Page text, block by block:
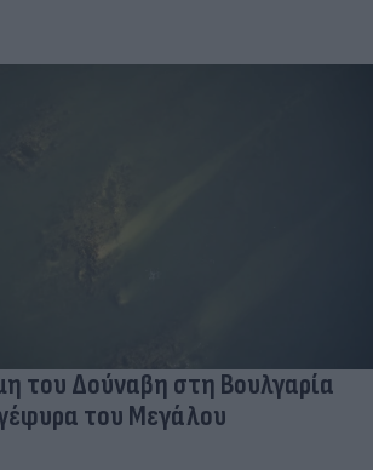
του Δούναβη στη Βουλγαρία
του Μεγάλου